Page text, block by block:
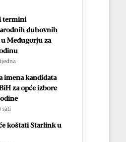
termini
duhovnih
u Međugorju za
imena kandidata
za opće izbore
sati
koštati Starlink u